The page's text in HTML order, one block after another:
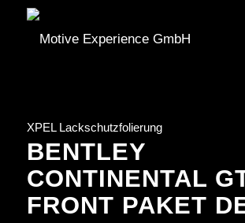
XPEL Lackschutzfolierung
BENTLEY
CONTINENTAL
FRONT PAKET